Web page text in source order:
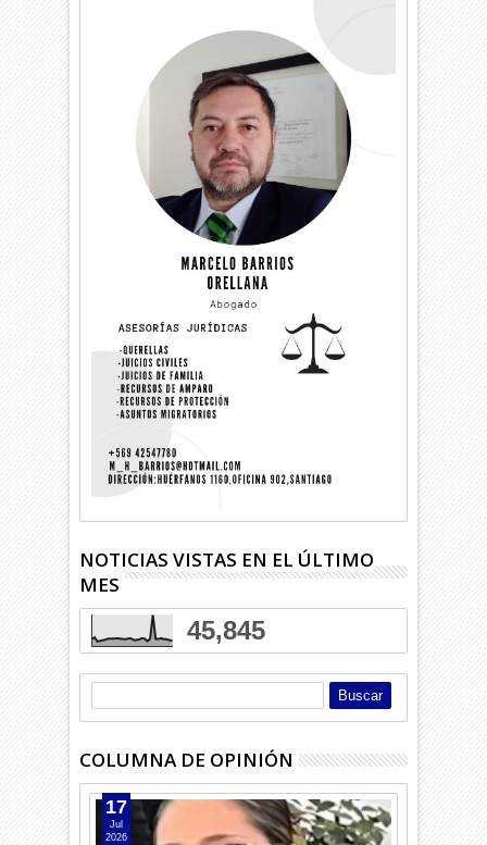
NOTICIAS VISTAS EN EL ÚLTIMO
MES
45,845
COLUMNA DE OPINIÓN
17
Jul
2026